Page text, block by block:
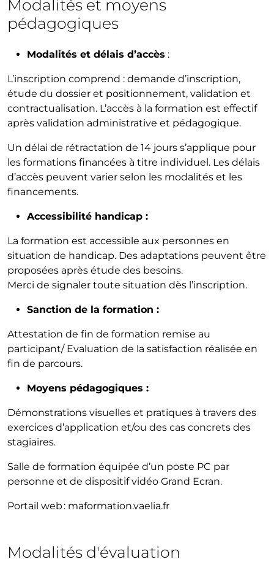
Modalités et moyens
pédagogiques
Modalités et délais d’accès :
L’inscription comprend : demande d’inscription,
étude du dossier et positionnement, validation et
contractualisation. L’accès à la formation est effectif
après validation administrative et pédagogique.
Un délai de rétractation de 14 jours s’applique pour
les formations financées à titre individuel. Les délais
d’accès peuvent varier selon les modalités et les
financements.
Accessibilité handicap :
La formation est accessible aux personnes en
situation de handicap. Des adaptations peuvent être
proposées après étude des besoins.
Merci de signaler toute situation dès l’inscription.
Sanction de la formation :
Attestation de fin de formation remise au
participant/ Evaluation de la satisfaction réalisée en
fin de parcours.
Moyens pédagogiques :
Démonstrations visuelles et pratiques à travers des
exercices d’application et/ou des cas concrets des
stagiaires.
Salle de formation équipée d’un poste PC par
personne et de dispositif vidéo Grand Ecran.
Portail web : maformation.vaelia.fr
Modalités d'évaluation